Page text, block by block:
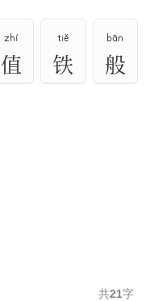
zhí
值
tiě
铁
bān
般
共21字